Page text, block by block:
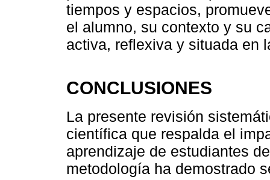
tiempos y espacios,
el alumno, su contexto y su
activa, reflexiva y situada en
CONCLUSIONES
La presente revisión
científica que respalda el
aprendizaje de estudiantes
metodología ha demostrado